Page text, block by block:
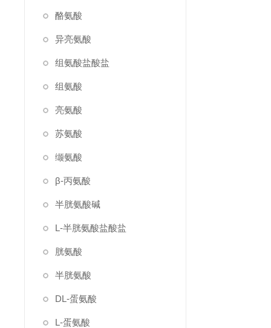
酪氨酸
异亮氨酸
组氨酸盐酸盐
组氨酸
亮氨酸
苏氨酸
缬氨酸
β-丙氨酸
半胱氨酸碱
L-半胱氨酸盐酸盐
胱氨酸
半胱氨酸
DL-蛋氨酸
L-蛋氨酸